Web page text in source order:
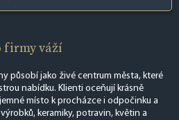
firmy váží
působí jako živé centrum města, které
nabídku. Klienti oceňují krásně
místo k procházce i odpočinku a
keramiky, potravin, květin a